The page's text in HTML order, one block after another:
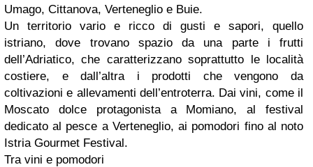
Umago, Cittanova, Verteneglio e Buie.
Un territorio vario e ricco di gusti e sapori, quello
istriano, dove trovano spazio da una parte i frutti
dell’Adriatico, che caratterizzano soprattutto le località
costiere, e dall’altra i prodotti che vengono da
coltivazioni e allevamenti dell’entroterra. Dai vini, come il
Moscato dolce protagonista a Momiano, al festival
dedicato al pesce a Verteneglio, ai pomodori fino al noto
Istria Gourmet Festival.
Tra vini e pomodori